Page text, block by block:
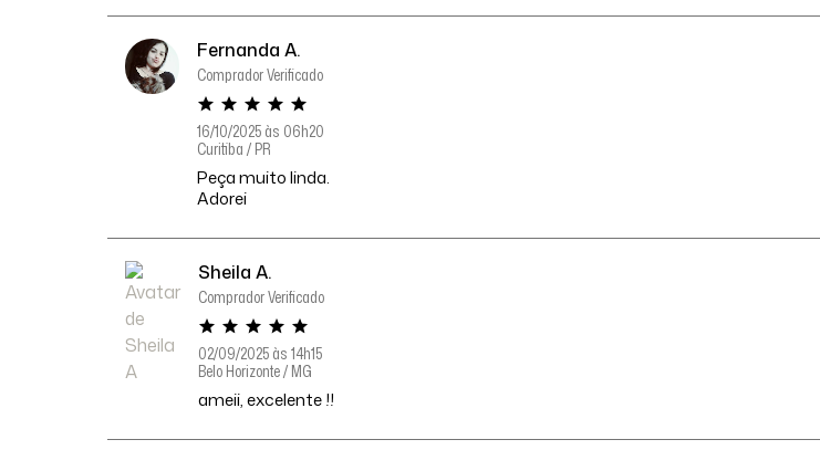
Fernanda A.
Comprador Verificado
16/10/2025 às 06h20
Curitiba / PR
Peça muito linda.
Adorei
Sheila A.
Comprador Verificado
02/09/2025 às 14h15
Belo Horizonte / MG
ameii, excelente !!